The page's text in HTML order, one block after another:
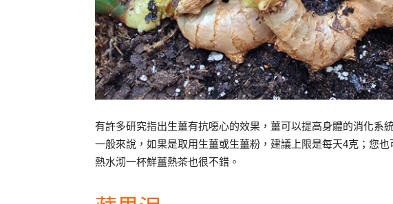
有許多研究指出生薑有抗噁心的效果，薑可以提高身體的消化系
一般來說，如果是取用生薑或生薑粉，建議上限是每天4克；您
熱水沏一杯鮮薑熱茶也很不錯。